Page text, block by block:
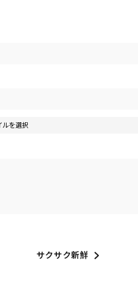
ルを選択
サクサク新鮮